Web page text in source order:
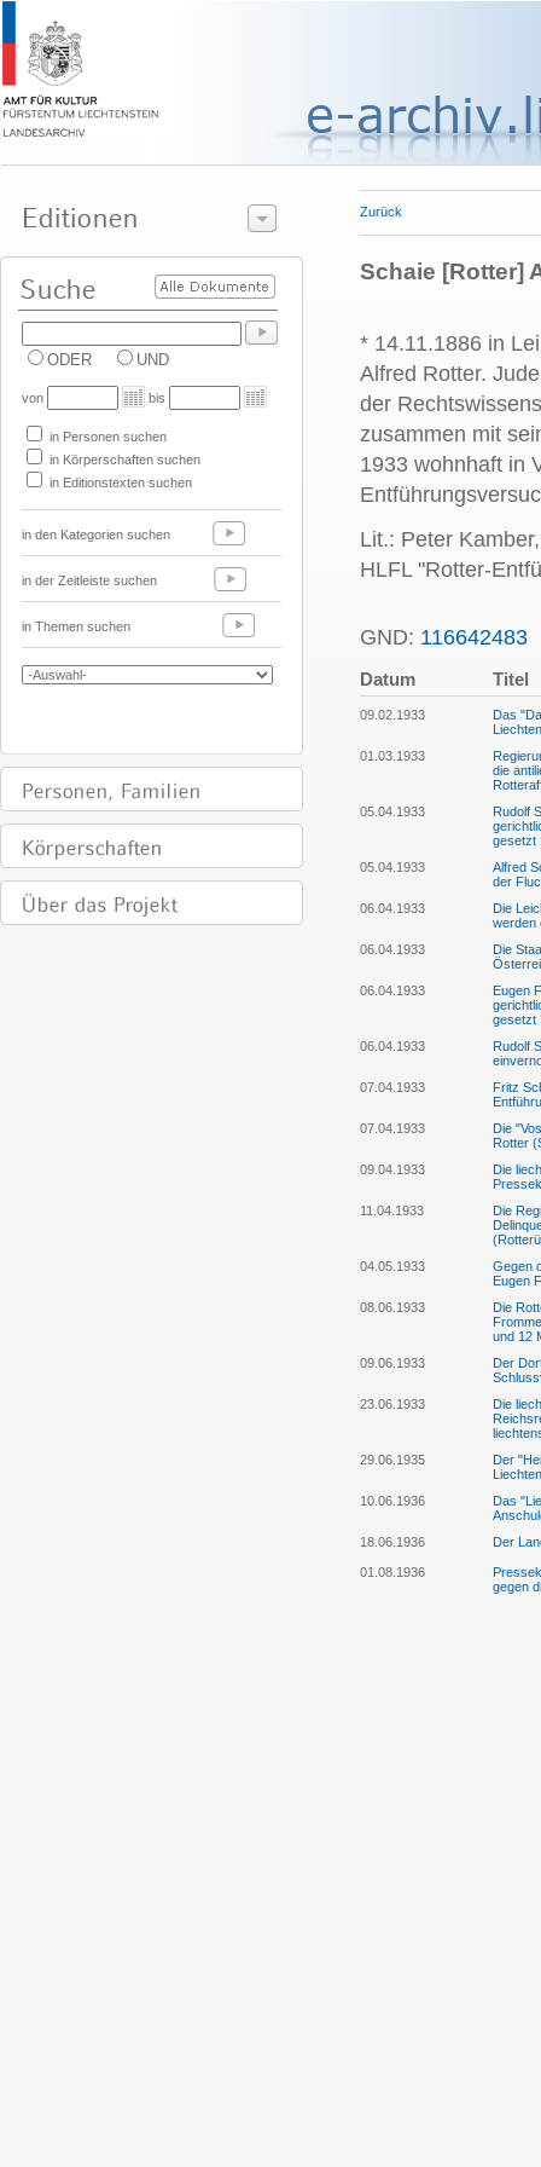
ODER UND
von bis
in Personen suchen
in Körperschaften suchen
in Editionstexten suchen
in den Kategorien suchen
in der Zeitleiste suchen
in Themen suchen
Zurück
Schaie [Rotter]
* 14.11.1886 in
Alfred Rotter.
der
zusammen mit
1933 wohnhaft in
Lit.: Peter
HLFL "Rotter-
GND: 116642483
Datum Titel
09.02.1933
Das
01.03.1933
die
05.04.1933
Rudolf
gesetzt
05.04.1933
Alfred
der
06.04.1933
Die
werden
06.04.1933
Die
06.04.1933
Eugen
gesetzt
06.04.1933
Rudolf
07.04.1933
Fritz
07.04.1933
Die
Rotter
09.04.1933
Die
11.04.1933
Die
04.05.1933
Gegen
Eugen
08.06.1933
Die
und 12
09.06.1933
Der
23.06.1933
Die
29.06.1935
Der
10.06.1936
Das
18.06.1936
Der
01.08.1936
gegen